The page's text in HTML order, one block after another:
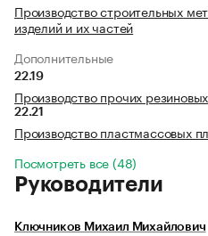
Производство строительных
изделий и их частей
Дополнительные
22.19
Производство прочих
22.21
Производство пластмассовых
Посмотреть все (48)
Руководители
Ключников Михаил Михайлович